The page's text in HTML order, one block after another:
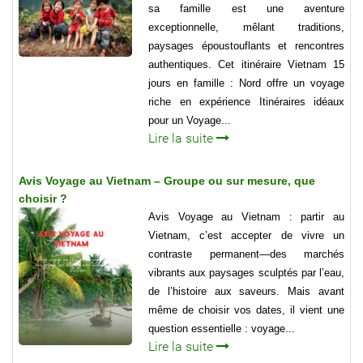
sa famille est une aventure
exceptionnelle, mêlant traditions,
paysages époustouflants et rencontres
authentiques. Cet itinéraire Vietnam 15
jours en famille : Nord offre un voyage
riche en expérience Itinéraires idéaux
pour un Voyage...
Lire la suite
Avis Voyage au Vietnam – Groupe ou sur mesure, que
choisir ?
Avis Voyage au Vietnam : partir au
Vietnam, c’est accepter de vivre un
contraste permanent—des marchés
vibrants aux paysages sculptés par l’eau,
de l’histoire aux saveurs. Mais avant
même de choisir vos dates, il vient une
question essentielle : voyage...
Lire la suite